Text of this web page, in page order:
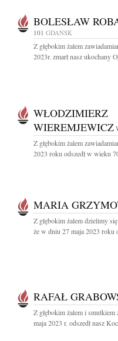
BOLESŁAW
101 GDAŃSK
Z głębokim żalem
2023r. zmarł nasz ukochany
WŁODZIMIERZ
WIEREMJEWICZ
Z głębokim żalem
2023 roku odszedł w wieku
MARIA
Z głębokim żalem dzielimy
że w dniu 27 maja 2023 roku
RAFAŁ
Z głębokim żalem i smutkiem
maja 2023 r. odszedł nasz